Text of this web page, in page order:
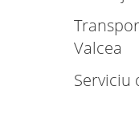
Valcea
Serviciu